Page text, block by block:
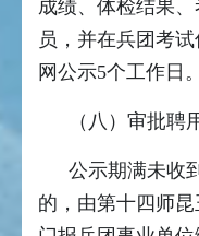
成绩、体检结果
员，并在兵团考
网公示5个工作日。
（八）审批聘
公示期满未收
的，由第十四师